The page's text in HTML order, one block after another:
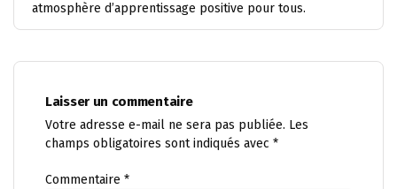
atmosphère d’apprentissage positive pour tous.
Laisser un commentaire
Votre adresse e-mail ne sera pas publiée. Les
champs obligatoires sont indiqués avec *
Commentaire *